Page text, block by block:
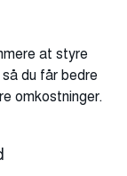
at styre
du får bedre
omkostninger.